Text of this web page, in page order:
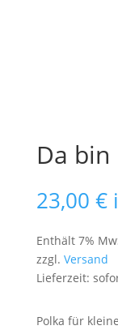
Da bin
23,00 €
Enthält 7%
zzgl. Versand
Lieferzeit:
Polka für